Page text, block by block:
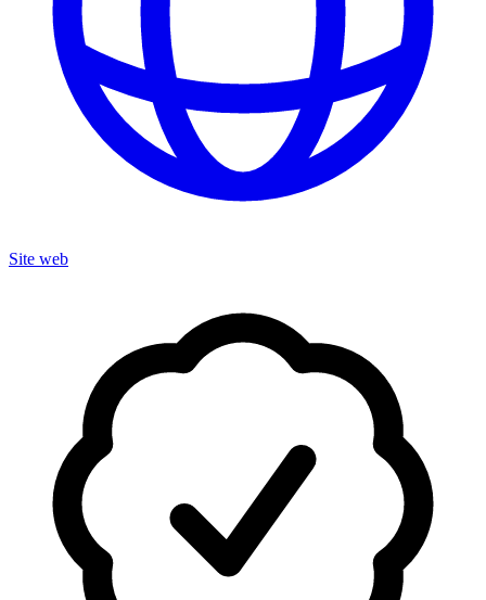
Site web